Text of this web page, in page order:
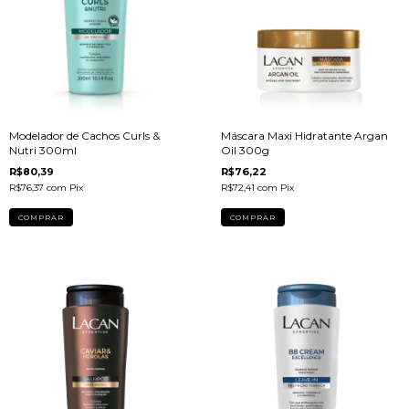
Modelador de Cachos Curls &
Nutri 300ml
R$80,39
R$76,37 com Pix
Máscara Maxi Hidratante Argan
Oil 300g
R$76,22
R$72,41 com Pix